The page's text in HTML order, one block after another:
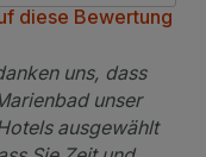
diese Bewertung
uns, dass
unser
ausgewählt